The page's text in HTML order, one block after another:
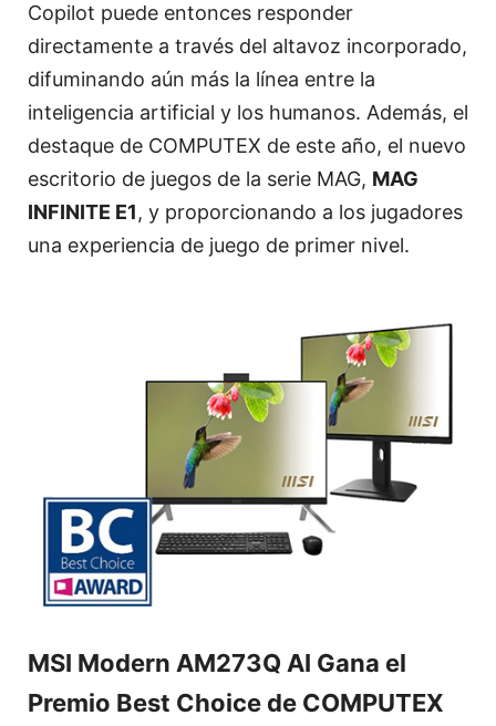
Copilot puede entonces responder
directamente a través del altavoz incorporado,
difuminando aún más la línea entre la
inteligencia artificial y los humanos. Además, el
destaque de COMPUTEX de este año, el nuevo
escritorio de juegos de la serie MAG, MAG
INFINITE E1, y proporcionando a los jugadores
una experiencia de juego de primer nivel.
MSI Modern AM273Q AI Gana el
Premio Best Choice de COMPUTEX